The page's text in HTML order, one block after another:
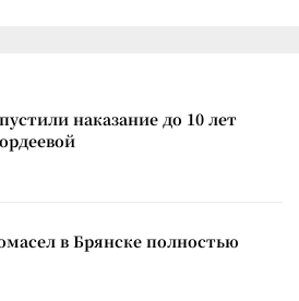
наказание до 10 лет
в Брянске полностью